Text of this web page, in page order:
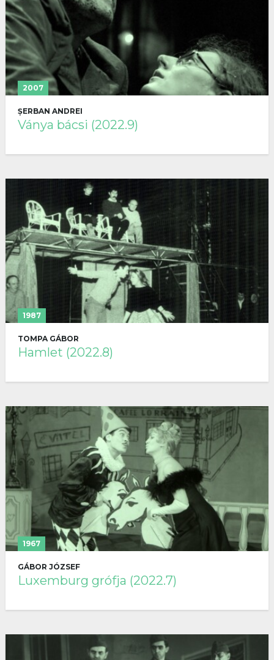
2007
ȘERBAN ANDREI
Ványa bácsi (2022.9)
1987
TOMPA GÁBOR
Hamlet (2022.8)
1967
GÁBOR JÓZSEF
Luxemburg grófja (2022.7)